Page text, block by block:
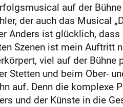
auf der
der auch das Musical
Anders ist glücklich,
Szenen ist mein Auftritt
viel auf der Bühne
und beim Ober-
auf. Denn die komplexe
und der Künste in die